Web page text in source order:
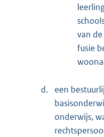
van
fusie
d.
een
onderwijs,